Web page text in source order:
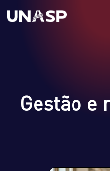
Gestão e